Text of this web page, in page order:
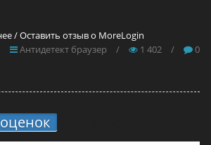
/ Оставить отзыв о MoreLogin
Антидетект браузер
/ 1 402 / 0